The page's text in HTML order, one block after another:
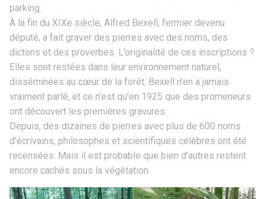
parking.
À la fin du XIXe siècle, Alfred Bexell, fermier devenu
député, a fait graver des pierres avec des noms, des
dictons et des proverbes. L’originalité de ces inscriptions ?
Elles sont restées dans leur environnement naturel,
disséminées au cœur de la forêt. Bexell n’en a jamais
vraiment parlé, et ce n’est qu’en 1925 que des promeneurs
ont découvert les premières gravures.
Depuis, des dizaines de pierres avec plus de 600 noms
d’écrivains, philosophes et scientifiques célèbres ont été
recensées. Mais il est probable que bien d’autres restent
encore cachés sous la végétation.